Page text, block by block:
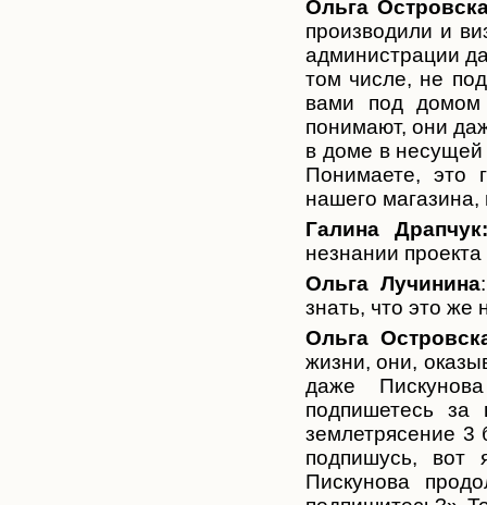
Ольга
производили и
администрации
том числе, не
вами под
понимают, они
в доме в
Понимаете, это
нашего
Галина
незнании
Ольга Лучинина
знать, что это же
Ольга
жизни, они,
даже
подпишетесь за
землетрясение 3
подпишусь, вот
Пискунова